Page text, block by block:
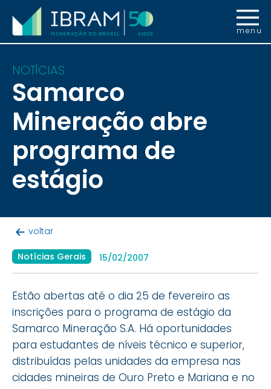
menu
NOTÍCIAS
Samarco
Mineração abre
programa de
estágio
voltar
Notícias Gerais 15/02/2007
Estão abertas até o dia 25 de fevereiro as
inscrições para o programa de estágio da
Samarco Mineração S.A. Há oportunidades
para estudantes de níveis técnico e superior,
distribuídas pelas unidades da empresa nas
cidades mineiras de Ouro Preto e Mariana e no